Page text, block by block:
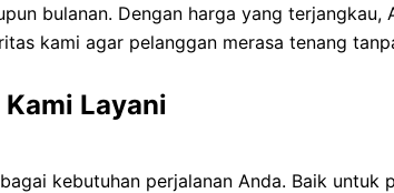
bulanan. Dengan harga yang
kami agar pelanggan merasa tenang
Layani
kebutuhan perjalanan Anda. Baik untuk